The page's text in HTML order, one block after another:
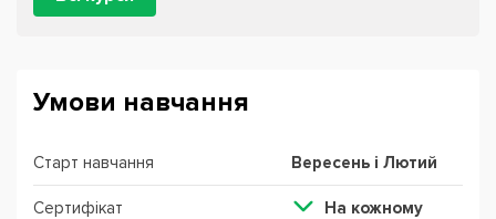
Умови навчання
Старт навчання Вересень і Лютий
Сертифікат
На кожному